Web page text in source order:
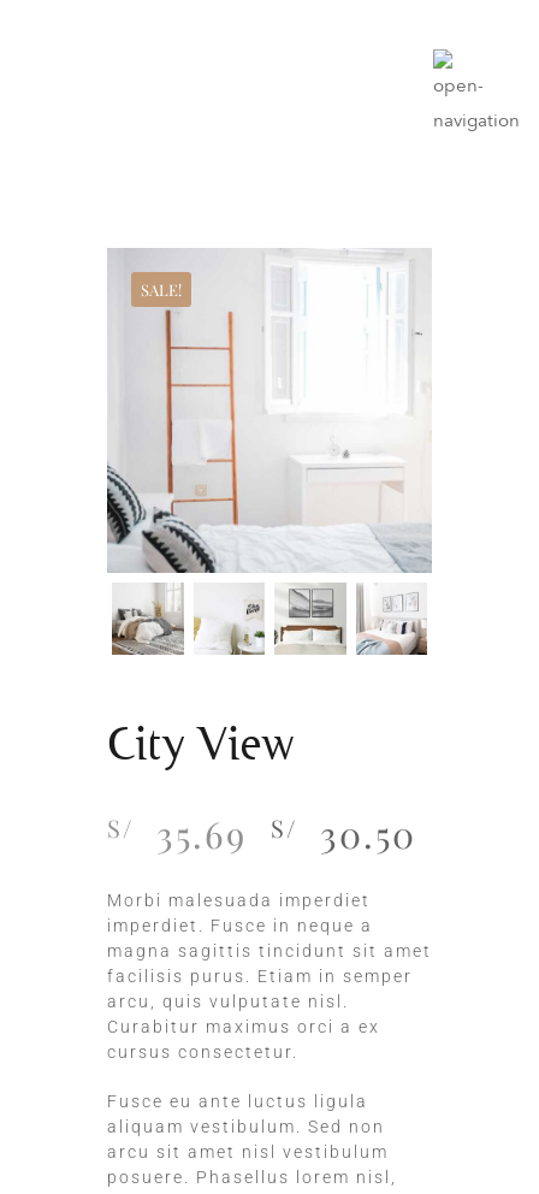
SALE!
City View
S/ 35.69 S/ 30.50
Morbi malesuada imperdiet
imperdiet. Fusce in neque a
magna sagittis tincidunt sit amet
facilisis purus. Etiam in semper
arcu, quis vulputate nisl.
Curabitur maximus orci a ex
cursus consectetur.
Fusce eu ante luctus ligula
aliquam vestibulum. Sed non
arcu sit amet nisl vestibulum
posuere. Phasellus lorem nisl,